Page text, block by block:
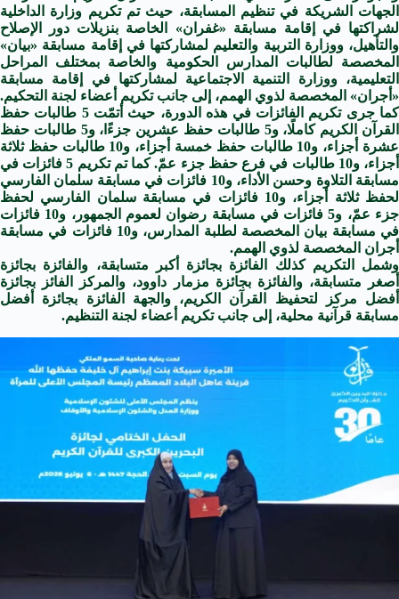
الجهات الشريكة في تنظيم المسابقة، حيث تم تكريم وزارة الداخلية
لشراكتها في إقامة مسابقة «غفران» الخاصة بنزيلات دور الإصلاح
والتأهيل، ووزارة التربية والتعليم لمشاركتها في إقامة مسابقة «بيان»
المخصصة لطالبات المدارس الحكومية والخاصة بمختلف المراحل
التعليمية، ووزارة التنمية الاجتماعية لمشاركتها في إقامة مسابقة
«أجران» المخصصة لذوي الهمم، إلى جانب تكريم أعضاء لجنة التحكيم.
كما جرى تكريم الفائزات في هذه الدورة، حيث أتمّت 5 طالبات حفظ
القرآن الكريم كاملًا، و5 طالبات حفظ عشرين جزءًا، و5 طالبات حفظ
عشرة أجزاء، و10 طالبات حفظ خمسة أجزاء، و10 طالبات حفظ ثلاثة
أجزاء، و10 طالبات في فرع حفظ جزء عمّ. كما تم تكريم 5 فائزات في
مسابقة التلاوة وحسن الأداء، و10 فائزات في مسابقة سلمان الفارسي
لحفظ ثلاثة أجزاء، و10 فائزات في مسابقة سلمان الفارسي لحفظ
جزء عمّ، و5 فائزات في مسابقة رضوان لعموم الجمهور، و10 فائزات
في مسابقة بيان المخصصة لطلبة المدارس، و10 فائزات في مسابقة
أجران المخصصة لذوي الهمم.
وشمل التكريم كذلك الفائزة بجائزة أكبر متسابقة، والفائزة بجائزة
أصغر متسابقة، والفائزة بجائزة مزمار داوود، والمركز الفائز بجائزة
أفضل مركز لتحفيظ القرآن الكريم، والجهة الفائزة بجائزة أفضل
مسابقة قرآنية محلية، إلى جانب تكريم أعضاء لجنة التنظيم.